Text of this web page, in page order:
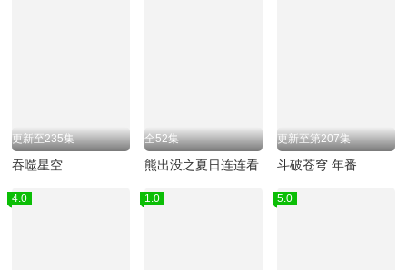
更新至235集
吞噬星空
全52集
熊出没之夏日连连看
更新至第207集
斗破苍穹 年番
4.0 1.0 5.0